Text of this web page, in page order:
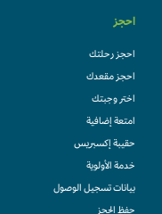
احجز
احجز رحلتك
احجز مقعدك
اختر وجبتك
امتعة إضافية
حقيبة إكسبريس
خدمة الأولوية
بيانات تسجيل الوصول
حفظ الحجز